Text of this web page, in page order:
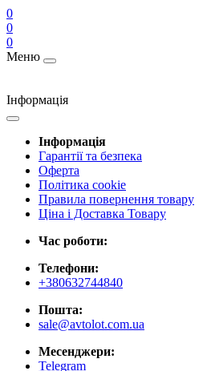
0
0
0
Меню
Інформація
Інформація
Гарантії та безпека
Оферта
Політика cookie
Правила повернення товару
Ціна і Доставка Товару
Час роботи:
Телефони:
+380632744840
Пошта:
sale@avtolot.com.ua
Месенджери:
Telegram